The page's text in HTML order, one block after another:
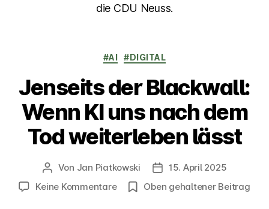
die CDU Neuss.
Kategorien
#AI #DIGITAL
Jenseits der Blackwall:
Wenn KI uns nach dem
Tod weiterleben lässt
Beitragsautor
Von Jan Piatkowski Veröffentlichungsdatum
15. April 2025
Keine Kommentarezu
Oben gehaltener Beitrag